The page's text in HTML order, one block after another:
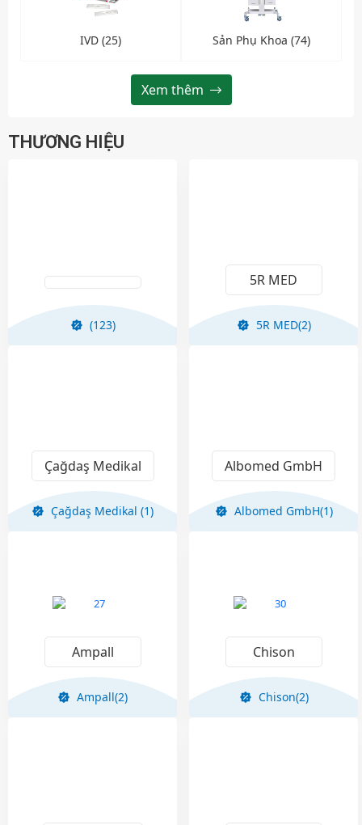
IVD (25) Sản Phụ Khoa (74)
Xem thêm
THƯƠNG HIỆU
(123)
5R MED
5R MED(2)
Çağdaş Medikal
Çağdaş Medikal (1)
Albomed GmbH
Albomed GmbH(1)
Ampall
Ampall(2)
Chison
Chison(2)